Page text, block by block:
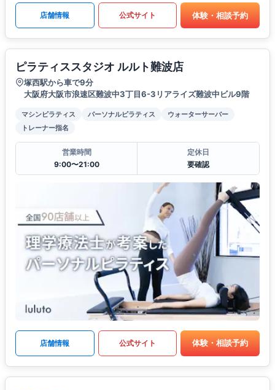
店舗情報 公式サイト 体験・相談予約
ピラティススタジオ ルルト難波店
塚西駅から車で9分
大阪府大阪市浪速区難波中3丁目6-3リアライズ難波中ビル9階
マシンピラティス パーソナルピラティス
ウォーターサーバー
トレーナー指名
営業時間
9:00〜21:00
定休日
要確認
店舗情報 公式サイト 体験・相談予約